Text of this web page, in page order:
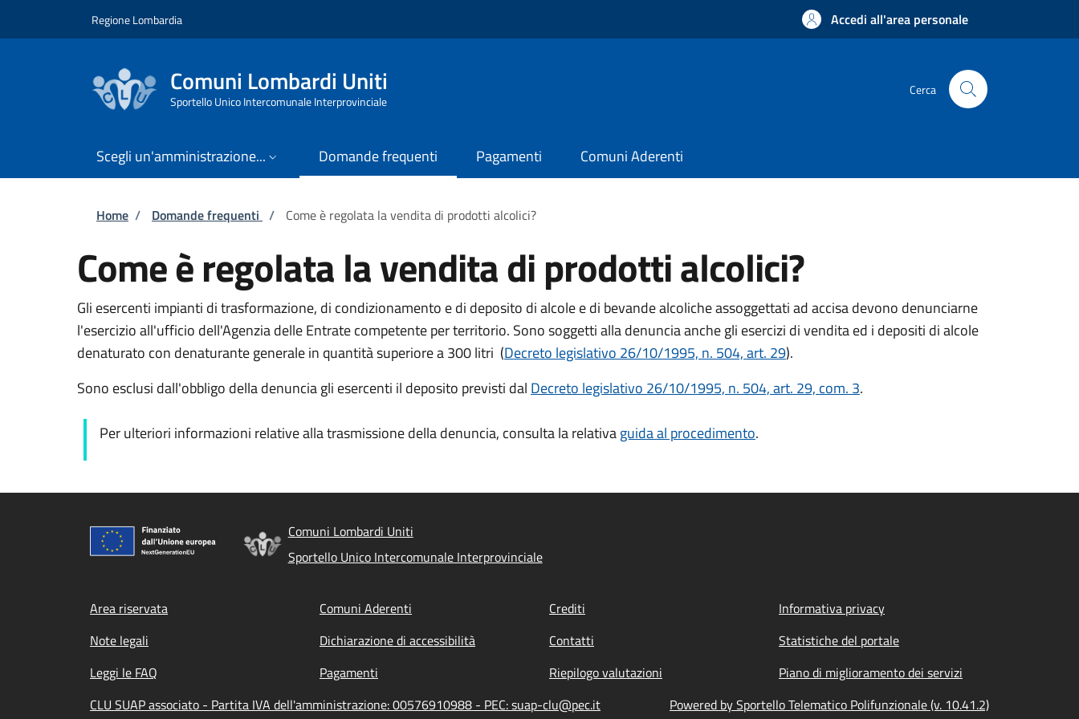
Regione Lombardia Accedi all'area personale
Comuni Lombardi Uniti
Sportello Unico Intercomunale Interprovinciale
Cerca
Scegli un'amministrazione... Domande frequenti Pagamenti Comuni Aderenti
Briciole di pane
Home / Domande frequenti / Come è regolata la vendita di prodotti alcolici?
Come è regolata la vendita di prodotti alcolici?
Gli esercenti impianti di trasformazione, di condizionamento e di deposito di alcole e di bevande alcoliche assoggettati ad accisa devono denunciarne
l'esercizio all'ufficio dell'Agenzia delle Entrate competente per territorio. Sono soggetti alla denuncia anche gli esercizi di vendita ed i depositi di alcole
denaturato con denaturante generale in quantità superiore a 300 litri (Decreto legislativo 26/10/1995, n. 504, art. 29).
Sono esclusi dall'obbligo della denuncia gli esercenti il deposito previsti dal Decreto legislativo 26/10/1995, n. 504, art. 29, com. 3.
Per ulteriori informazioni relative alla trasmissione della denuncia, consulta la relativaguida al procedimento.
Comuni Lombardi Uniti
Sportello Unico Intercomunale Interprovinciale
Footer menu
Area riservata Comuni Aderenti Crediti
Informativa privacy
Note legali
Dichiarazione di accessibilità Contatti
Statistiche del portale
Leggi le FAQ
Pagamenti Riepilogo valutazioni
Piano di miglioramento dei servizi
CLU SUAP associato - Partita IVA dell'amministrazione: 00576910988 - PEC: suap-clu@pec.it
Powered by Sportello Telematico Polifunzionale (v. 10.41.2)